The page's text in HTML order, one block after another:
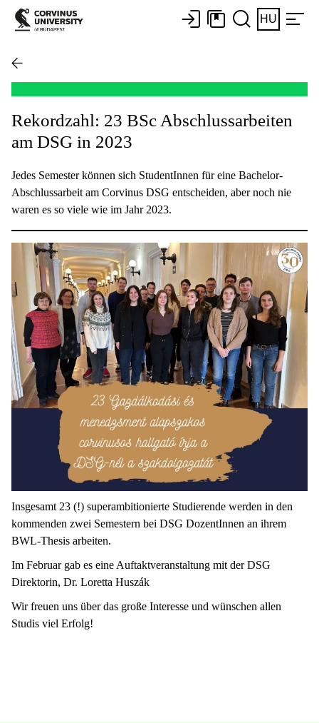
HU
Rekordzahl: 23 BSc Abschlussarbeiten
am DSG in 2023
Jedes Semester können sich StudentInnen für eine Bachelor-
Abschlussarbeit am Corvinus DSG entscheiden, aber noch nie
waren es so viele wie im Jahr 2023.
Insgesamt 23 (!) superambitionierte Studierende werden in den
kommenden zwei Semestern bei DSG DozentInnen an ihrem
BWL-Thesis arbeiten.
Im Februar gab es eine Auftaktveranstaltung mit der DSG
Direktorin, Dr. Loretta Huszák
Wir freuen uns über das große Interesse und wünschen allen
Studis viel Erfolg!